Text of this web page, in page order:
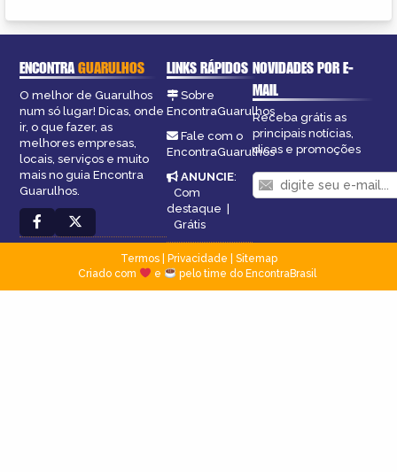
ENCONTRAGUARULHOS
O melhor de Guarulhos
num só lugar! Dicas, onde
ir, o que fazer, as
melhores empresas,
locais, serviços e muito
mais no guia Encontra
Guarulhos.
LINKS RÁPIDOS
Sobre
EncontraGuarulhos
Fale com o
EncontraGuarulhos
ANUNCIE:
Com
destaque |
Grátis
NOVIDADES POR E-
MAIL
Receba grátis as
principais notícias,
dicas e promoções
Termos| Privacidade
Sitemap
Criado com
e pelo time do EncontraBrasil